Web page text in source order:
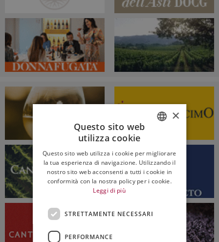
ENGLISH
×
Questo sito web
utilizza cookie
Questo sito web utilizza i cookie per migliorare
la tua esperienza di navigazione. Utilizzando il
nostro sito web acconsenti a tutti i cookie in
conformità con la nostra policy per i cookie.
Leggi di più
STRETTAMENTE NECESSARI
PERFORMANCE